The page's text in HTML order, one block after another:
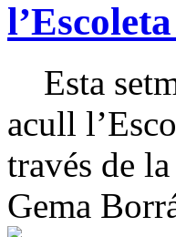
Esta
acull
través de
Gema